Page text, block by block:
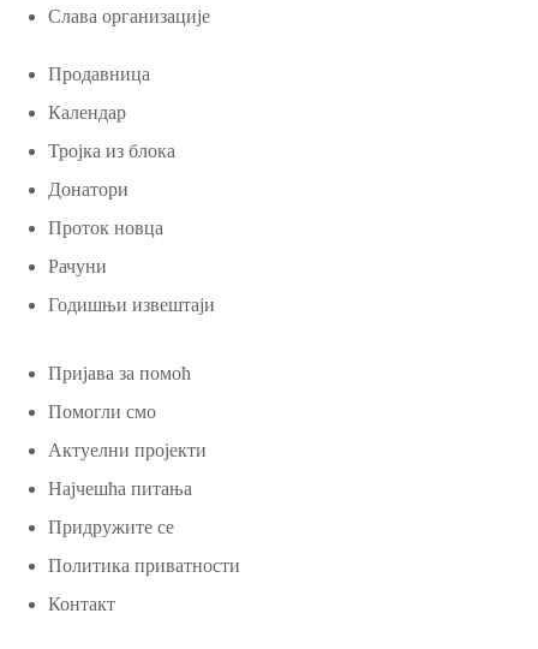
Слава организације
Продавница
Календар
Тројка из блока
Донатори
Проток новца
Рачуни
Годишњи извештаји
Пријава за помоћ
Помогли смо
Актуелни пројекти
Најчешћа питања
Придружите се
Политика приватности
Контакт